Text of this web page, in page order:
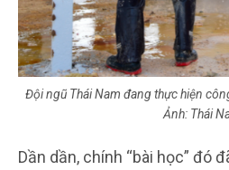
Đội ngũ Thái Nam đang thực hiện
Ảnh: Thái
Dần dần, chính “bài học” đó